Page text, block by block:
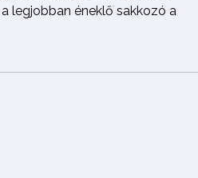
legjobban éneklő sakkozó a